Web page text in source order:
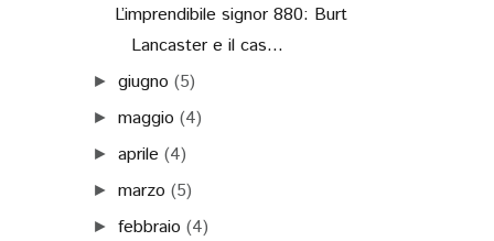
L’imprendibile signor 880: Burt
Lancaster e il cas...
►giugno (5)
►maggio (4)
►aprile (4)
►marzo (5)
►febbraio (4)